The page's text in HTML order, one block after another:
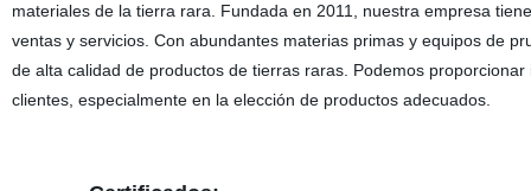
materiales de la tierra rara. Fundada en 2011, nuestra empresa
ventas y servicios. Con abundantes materias primas y equipos de
de alta calidad de productos de tierras raras. Podemos
clientes, especialmente en la elección de productos adecuados.